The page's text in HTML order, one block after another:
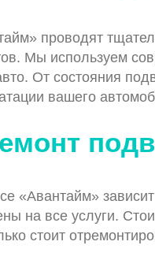
проводят
Мы используем
От состояния
вашего
«Авантайм»
на все услуги.
стоит